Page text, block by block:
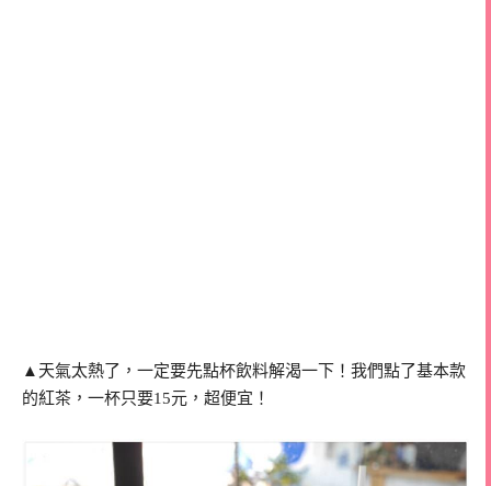
▲天氣太熱了，一定要先點杯飲料解渴一下！我們點了基本款
的紅茶，一杯只要15元，超便宜！